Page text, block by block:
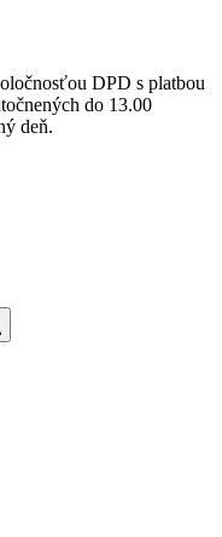
DPD s platbou
do 13.00
deň.